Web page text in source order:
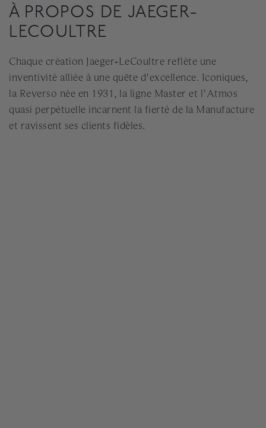
À PROPOS DE JAEGER-
LECOULTRE
Chaque création Jaeger‑LeCoultre reflète une
inventivité alliée à une quête d’excellence. Iconiques,
la Reverso née en 1931, la ligne Master et l’Atmos
quasi perpétuelle incarnent la fierté de la Manufacture
et ravissent ses clients fidèles.